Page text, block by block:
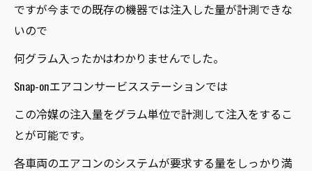
ですが今までの既存の機器では注入した量が計測できな
いので
何グラム入ったかはわかりませんでした。
Snap-onエアコンサービスステーションでは
この冷媒の注入量をグラム単位で計測して注入をするこ
とが可能です。
各車両のエアコンのシステムが要求する量をしっかり満